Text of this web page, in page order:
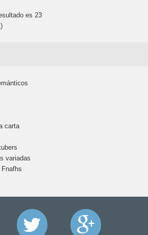
es 23
carta
variadas